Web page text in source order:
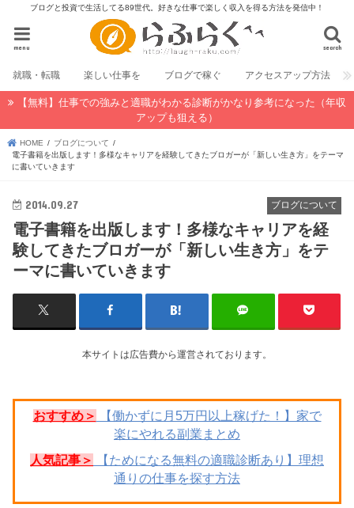
ブログと投資で生活してる89世代。好きな仕事で楽しく収入を得る方法を発信中！
search
menu
就職・転職 楽しい仕事を ブログで稼ぐ アクセスアップ方法
【無料】仕事での強みと適職がわかる診断がかなり参考になった（年収
アップも狙える）
HOME
ブログについて
電子書籍を出版します！多様なキャリアを経験してきたブロガーが「新しい生き方」をテーマ
に書いていきます
ブログについて
2014.09.27
電子書籍を出版します！多様なキャリアを経
験してきたブロガーが「新しい生き方」をテ
ーマに書いていきます
本サイトは広告費から運営されております。
おすすめ＞
【働かずに月5万円以上稼げた！】家で
楽にやれる副業まとめ
人気記事＞
【ためになる無料の適職診断あり】理想
通りの仕事を探す方法